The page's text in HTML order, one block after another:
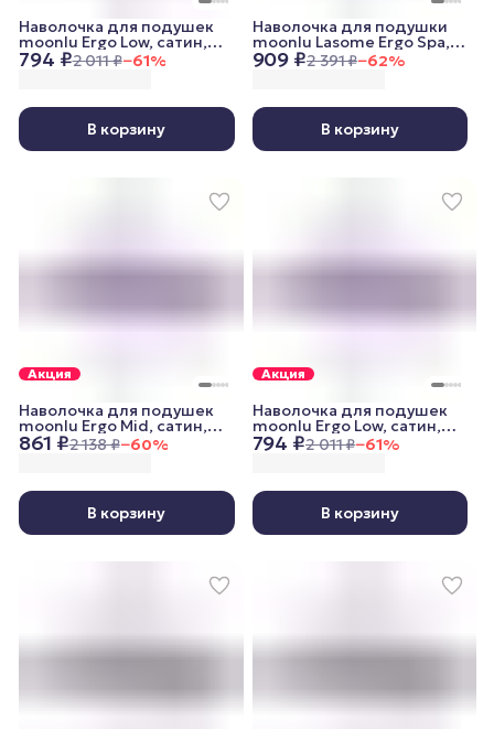
794 ₽2 011 ₽−61%
Наволочка для подушек
moonlu Ergo Low, сатин,
графитовая
В корзину
909 ₽2 391 ₽−62%
Наволочка для подушки
moonlu Lasome Ergo Spa,
сатин, пудровая
В корзину
Акция
861 ₽2 138 ₽−60%
Наволочка для подушек
moonlu Ergo Mid, сатин,
пудровая
В корзину
Акция
794 ₽2 011 ₽−61%
Наволочка для подушек
moonlu Ergo Low, сатин,
пудровая
В корзину